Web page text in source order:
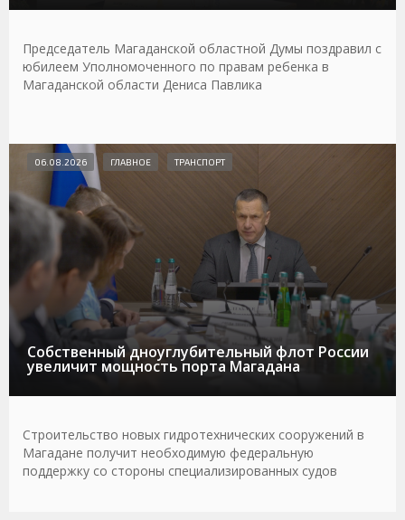
Председатель Магаданской областной Думы поздравил с
юбилеем Уполномоченного по правам ребенка в
Магаданской области Дениса Павлика
Собственный дноуглубительный флот России
увеличит мощность порта Магадана
06.08.2026 ГЛАВНОЕ ТРАНСПОРТ
Строительство новых гидротехнических сооружений в
Магадане получит необходимую федеральную
поддержку со стороны специализированных судов